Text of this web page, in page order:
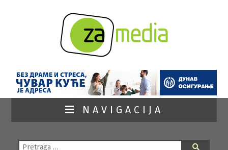
NAVIGACIJA
Pretraga: